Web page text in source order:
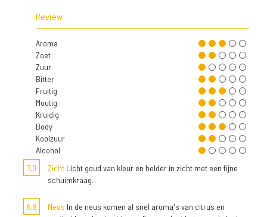
Review
Aroma
Zoet
Zuur
Bitter
Fruitig
Moutig
Kruidig
Body
Koolzuur
Alcohol
7,0
Zicht Licht goud van kleur en helder in zicht met een fijne
schuimkraag.
6,8 Neus In de neus komen al snel aroma's van citrus en